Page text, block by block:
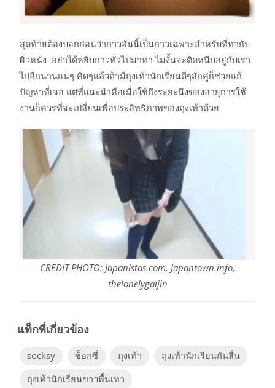
สุดท้ายต้องบอกก่อนว่ากาวอันนี้เป็นกาวเฉพาะสำหรับที่ทากับ
ผิวหนัง อย่าได้หยิบกาวทั่วไปมาทา ไม่งั้นจะติดหนึบอยู่กับเรา
ไปอีกนานแน่ๆ คิดๆแล้วถ้ามีถุงเท้านักเรียนดีๆสักคู่ก็ช่วยแก้
ปัญหาที่เจอ แต่ที่แนะนำคือเมื่อใช้ถึงระยะนึงของอายุการใช้
งานก็ควรที่จะเปลี่ยนเพื่อประสิทธิภาพของถุงเท้าด้วย
CREDIT PHOTO: Japanistas.com, Japantown.info,
thelonelygaijin
socksy ซ็อกซี่ ถุงเท้า
ถุงเท้านักเรียนกันลื่น
ถุงเท้านักเรียนขาวพื้นเทา